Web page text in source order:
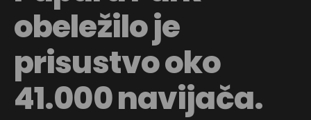
obeležilo je
prisustvo oko
41.000 navijača.